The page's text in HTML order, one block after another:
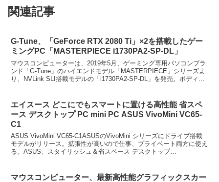
関連記事
G-Tune、「GeForce RTX 2080 Ti」×2を搭載したゲー
ミングPC「MASTERPIECE i1730PA2-SP-DL」
マウスコンピューターは、2019年5月、ゲーミング専用パソコンブラ
ンド「G-Tune」のハイエンドモデル「MASTERPIECE」シリーズよ
り、NVLink SLI搭載モデルの「i1730PA2-SP-DL」を発売。ボディー
エイスース どこにでもスマートに置ける高性能 省スペ
ース デスクトップ PC mini PC ASUS VivoMini VC65-
C1
ASUS VivoMini VC65-C1ASUSのVivoMini シリーズにドライブ搭載
モデルがリリース。拡張性が高いので仕事、プライベート両方に使え
る。ASUS、スタイリッシュ＆省スペース デスクトップ
マウスコンピューター、最新高性能グラフィックスカー